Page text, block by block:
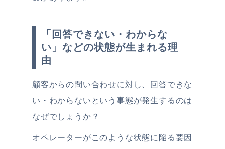
「回答できない・わからな
い」などの状態が生まれる理
由
顧客からの問い合わせに対し、回答できな
い・わからないという事態が発生するのは
なぜでしょうか？
オペレーターがこのような状態に陥る要因